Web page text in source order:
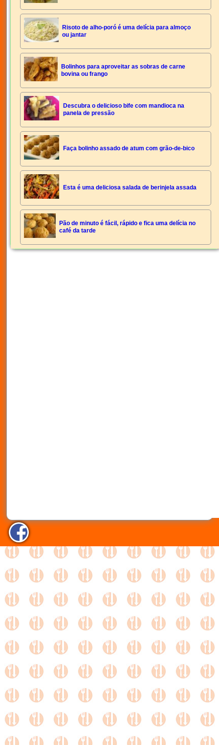
Risoto de alho-poró é uma delícia para almoço
ou jantar
Bolinhos para aproveitar as sobras de carne
bovina ou frango
Descubra o delicioso bife com mandioca na
panela de pressão
Faça bolinho assado de atum com grão-de-bico
Esta é uma deliciosa salada de berinjela assada
Pão de minuto é fácil, rápido e fica uma delícia no
café da tarde